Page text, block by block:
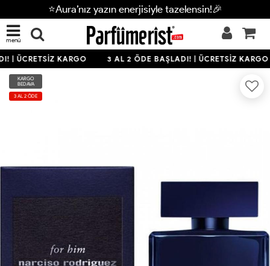
⭐Aura’nız yazın enerjisiyle tazelensin!🎉
menü
| ÜCRETSİZ KARGO 3 AL 2 ÖDE BAŞLADI! | ÜCRETSİZ KARGO
KARGO
BEDAVA
3 AL 2 ÖDE